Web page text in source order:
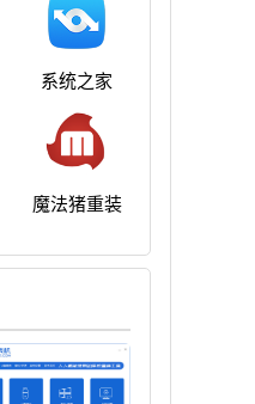
系统之家
魔法猪重装